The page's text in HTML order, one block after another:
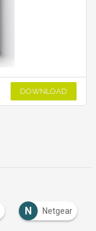
DOWNLOAD
N Netgear